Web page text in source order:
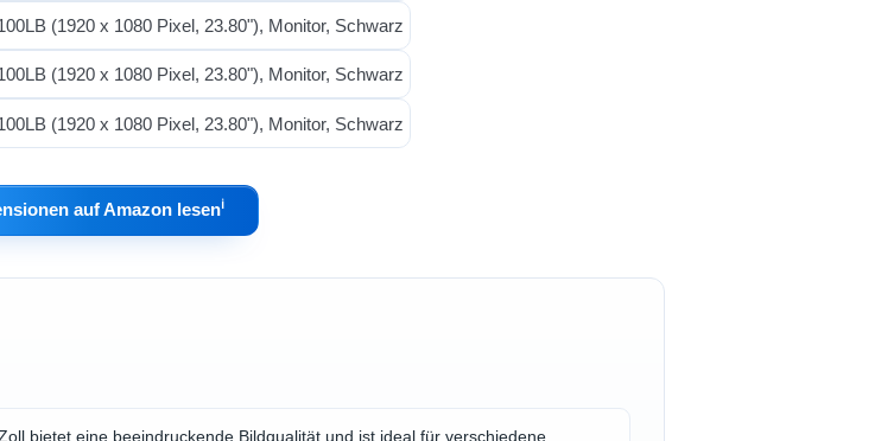
auf Amazon lesenℹ︎
bietet eine beeindruckende Bildqualität und ist ideal für verschiedene